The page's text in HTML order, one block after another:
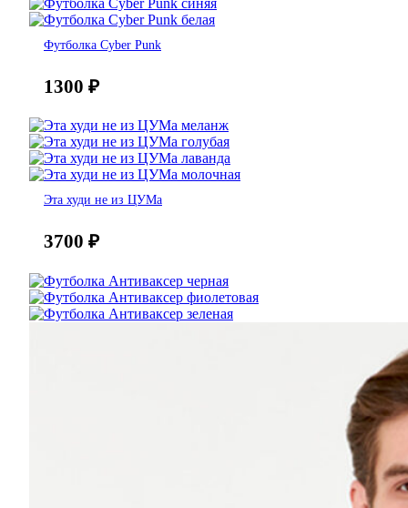
Футболка Cyber Punk
1300 ₽
Эта худи не из ЦУМа
3700 ₽